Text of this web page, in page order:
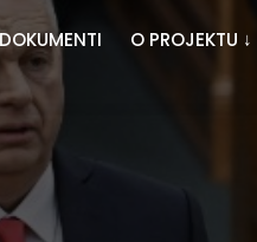
DOKUMENTI O PROJEKTU ↓